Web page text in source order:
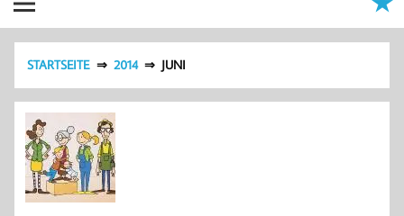
STARTSEITE 2014 JUNI